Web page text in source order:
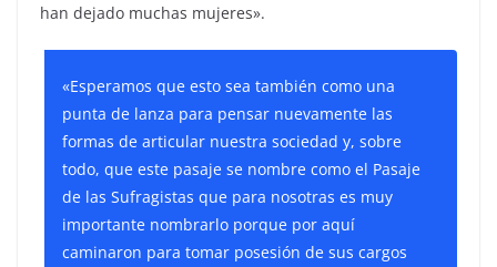
han dejado muchas mujeres».
«Esperamos que esto sea también como una
punta de lanza para pensar nuevamente las
formas de articular nuestra sociedad y, sobre
todo, que este pasaje se nombre como el Pasaje
de las Sufragistas que para nosotras es muy
importante nombrarlo porque por aquí
caminaron para tomar posesión de sus cargos